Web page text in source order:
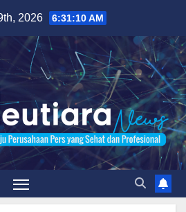
2026 6:31:11 AM